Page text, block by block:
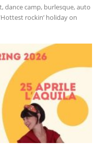
dance camp, burlesque, auto
rockin’ holiday on